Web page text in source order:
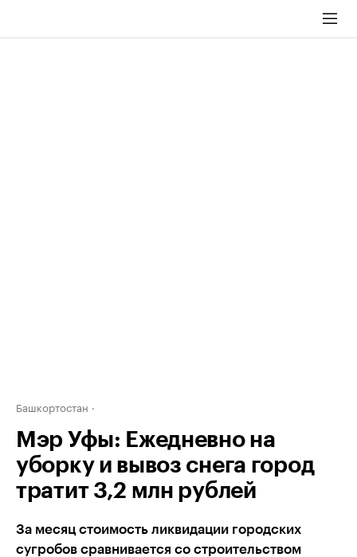
Башкортостан
Мэр Уфы: Ежедневно на
уборку и вывоз снега город
тратит 3,2 млн рублей
За месяц стоимость ликвидации городских
сугробов сравнивается со строительством